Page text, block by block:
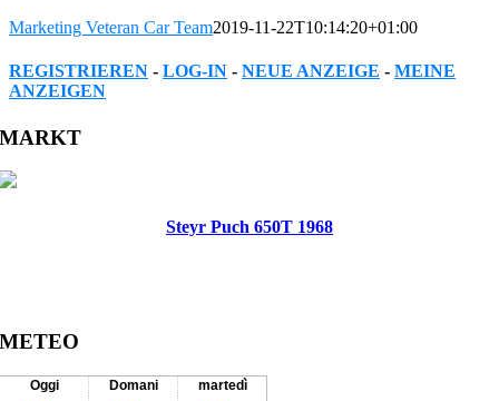
Marketing Veteran Car Team2019-11-22T10:14:20+01:00
REGISTRIEREN - LOG-IN - NEUE ANZEIGE - MEINE
ANZEIGEN
Facebook
Twitter
Reddit
LinkedIn
WhatsApp
Tumblr
Pinterest
Vk
Xing
Email
MARKT
Steyr Puch 650T 1968
METEO
Oggi Domani martedì